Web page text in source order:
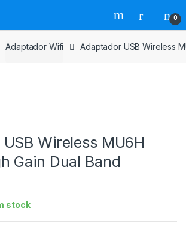
0
Adaptador Wifi Adaptador USB Wireless
Wireless MU6H
Gain Dual Band
stock